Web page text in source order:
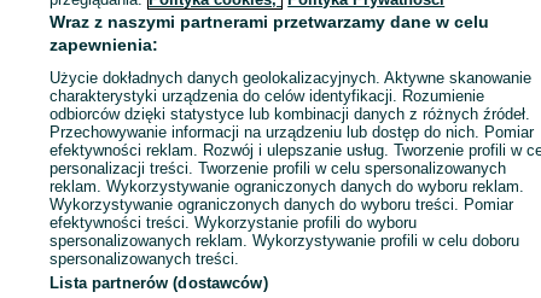
Zaloguj się / Załóż konto
Zadzwoń / SMS Wyślij wiadomość
Wraz z naszymi partnerami przetwarzamy dane w celu
zapewnienia:
Użycie dokładnych danych geolokalizacyjnych. Aktywne skanowanie
charakterystyki urządzenia do celów identyfikacji. Rozumienie
odbiorców dzięki statystyce lub kombinacji danych z różnych źródeł.
Przechowywanie informacji na urządzeniu lub dostęp do nich. Pomiar
efektywności reklam. Rozwój i ulepszanie usług. Tworzenie profili w
personalizacji treści. Tworzenie profili w celu spersonalizowanych
reklam. Wykorzystywanie ograniczonych danych do wyboru reklam.
Wykorzystywanie ograniczonych danych do wyboru treści. Pomiar
efektywności treści. Wykorzystanie profili do wyboru
spersonalizowanych reklam. Wykorzystywanie profili w celu doboru
spersonalizowanych treści.
Lista partnerów (dostawców)